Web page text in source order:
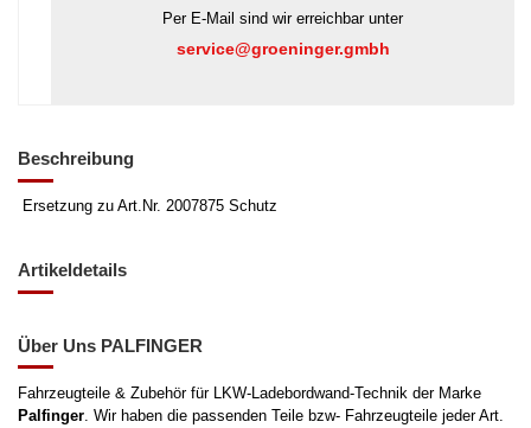
Per E-Mail sind wir erreichbar unter
service@groeninger.gmbh
Beschreibung
Ersetzung zu Art.Nr. 2007875 Schutz
Artikeldetails
Über Uns PALFINGER
Fahrzeugteile & Zubehör für LKW-Ladebordwand-Technik der Marke
Palfinger. Wir haben die passenden Teile bzw- Fahrzeugteile jeder Art.